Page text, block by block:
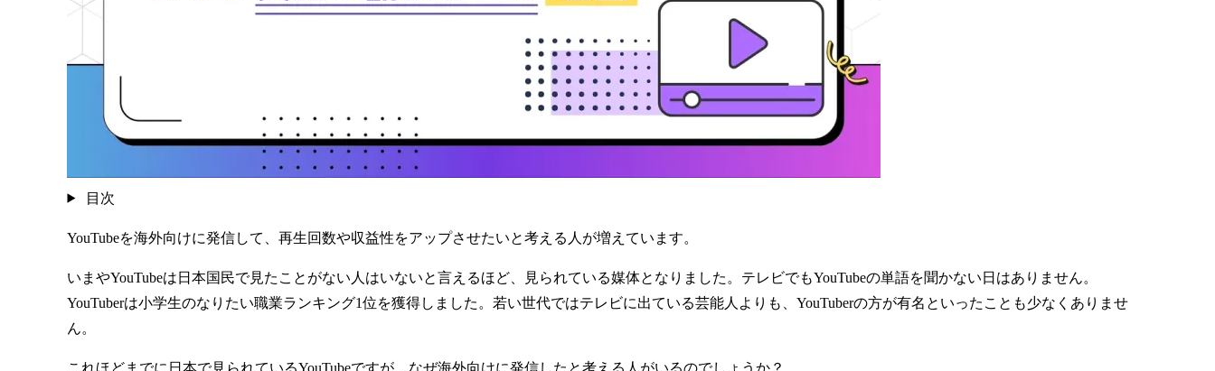
目次
YouTubeを海外向けに発信して、再生回数や収益性をアップさせたいと考える人が増えています。
いまやYouTubeは日本国民で見たことがない人はいないと言えるほど、見られている媒体となりました。テレビでもYouTubeの単語を聞かない日はありません。
YouTuberは小学生のなりたい職業ランキング1位を獲得しました。若い世代ではテレビに出ている芸能人よりも、YouTuberの方が有名といったことも少なくありませ
ん。
これほどまでに日本で見られているYouTubeですが、なぜ海外向けに発信したと考える人がいるのでしょうか？